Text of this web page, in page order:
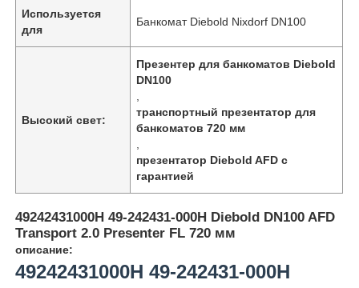
Используется
для
Банкомат Diebold Nixdorf DN100
Высокий свет:
Презентер для банкоматов Diebold
DN100
транспортный презентатор для
банкоматов 720 мм
презентатор Diebold AFD с
гарантией
49242431000H 49-242431-000H Diebold DN100 AFD
Transport 2.0 Presenter FL 720 мм
описание:
49242431000H 49-242431-000H